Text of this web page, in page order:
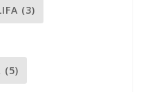
(3)
(5)